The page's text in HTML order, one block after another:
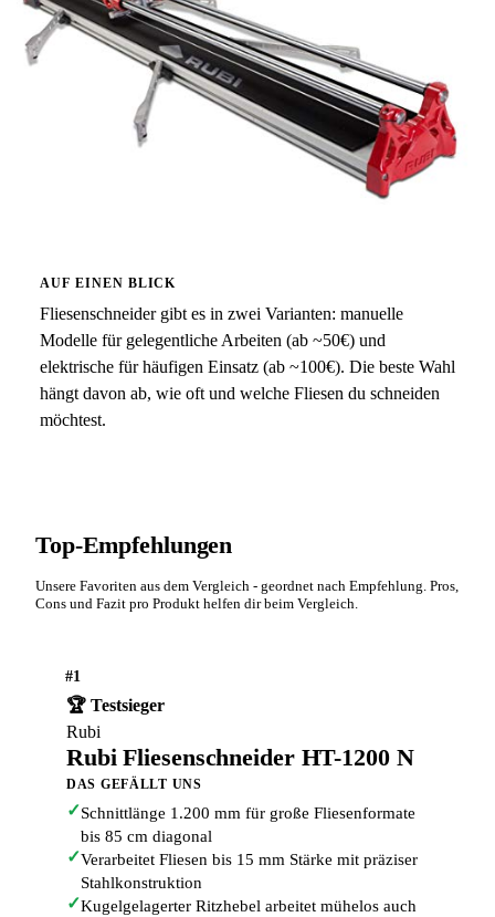
AUF EINEN BLICK
Fliesenschneider gibt es in zwei Varianten: manuelle
Modelle für gelegentliche Arbeiten (ab ~50€) und
elektrische für häufigen Einsatz (ab ~100€). Die beste Wahl
hängt davon ab, wie oft und welche Fliesen du schneiden
möchtest.
Top-Empfehlungen
Unsere Favoriten aus dem Vergleich - geordnet nach Empfehlung. Pros,
Cons und Fazit pro Produkt helfen dir beim Vergleich.
#1
🏆 Testsieger
Rubi
Rubi Fliesenschneider HT-1200 N
DAS GEFÄLLT UNS
✓Schnittlänge 1.200 mm für große Fliesenformate
bis 85 cm diagonal
✓Verarbeitet Fliesen bis 15 mm Stärke mit präziser
Stahlkonstruktion
✓Kugelgelagerter Ritzhebel arbeitet mühelos auch